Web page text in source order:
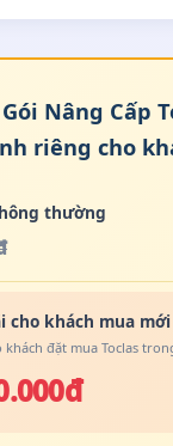
Gói Nâng Cấp
riêng cho
thường
cho khách mua mới
khách đặt mua Toclas